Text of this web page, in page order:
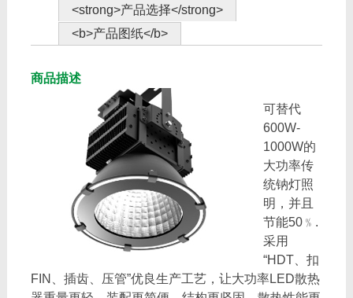
<strong>产品选择</strong>
<b>产品图纸</b>
商品描述
可替代
600W-
1000W的
大功率传
统钠灯照
明，并且
节能50﹪.
采用
“HDT、扣
FIN、插齿、压管”优良生产工艺，让大功率LED散热